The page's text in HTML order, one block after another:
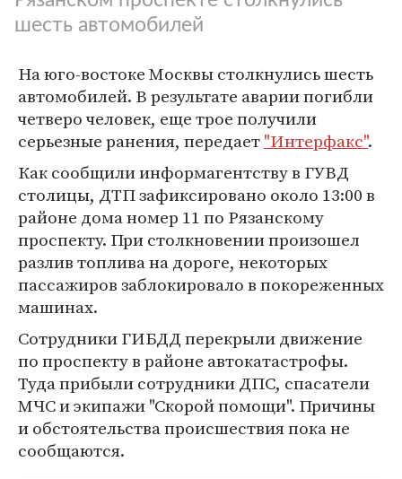
шесть автомобилей
На юго-востоке Москвы столкнулись шесть
автомобилей. В результате аварии погибли
четверо человек, еще трое получили
серьезные ранения, передает"Интерфакс".
Как сообщили информагентству в ГУВД
столицы, ДТП зафиксировано около 13:00 в
районе дома номер 11 по Рязанскому
проспекту. При столкновении произошел
разлив топлива на дороге, некоторых
пассажиров заблокировало в покореженных
машинах.
Сотрудники ГИБДД перекрыли движение
по проспекту в районе автокатастрофы.
Туда прибыли сотрудники ДПС, спасатели
МЧС и экипажи "Скорой помощи". Причины
и обстоятельства происшествия пока не
сообщаются.